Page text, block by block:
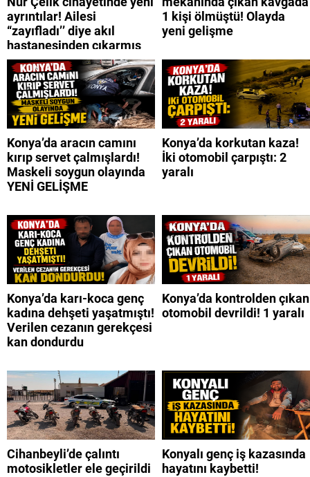
ayrıntılar! Ailesi
“zayıfladı’’ diye akıl
hastanesinden çıkarmış
1 kişi ölmüştü! Olayda
yeni gelişme
Konya’da aracın camını
kırıp servet çalmışlardı!
Maskeli soygun olayında
YENİ GELİŞME
Konya’da korkutan kaza!
İki otomobil çarpıştı: 2
yaralı
Konya’da karı-koca genç
kadına dehşeti yaşatmıştı!
Verilen cezanın gerekçesi
kan dondurdu
Konya’da kontrolden çıkan
otomobil devrildi! 1 yaralı
Cihanbeyli’de çalıntı
motosikletler ele geçirildi
Konyalı genç iş kazasında
hayatını kaybetti!